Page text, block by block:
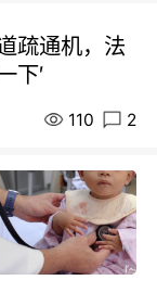
疏通机，法
下′
110 2